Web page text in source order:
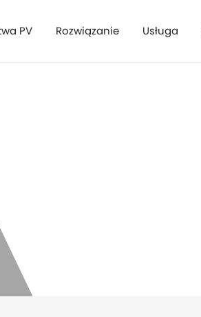
PV Rozwiązanie Usługa